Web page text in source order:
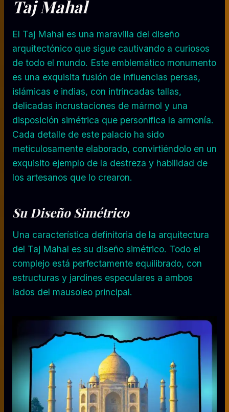
Taj Mahal
El Taj Mahal es una maravilla del diseño
arquitectónico que sigue cautivando a curiosos
de todo el mundo. Este emblemático monumento
es una exquisita fusión de influencias persas,
islámicas e indias, con intrincadas tallas,
delicadas incrustaciones de mármol y una
disposición simétrica que personifica la armonía.
Cada detalle de este palacio ha sido
meticulosamente elaborado, convirtiéndolo en un
exquisito ejemplo de la destreza y habilidad de
los artesanos que lo crearon.
Su Diseño Simétrico
Una característica definitoria de la arquitectura
del Taj Mahal es su diseño simétrico. Todo el
complejo está perfectamente equilibrado, con
estructuras y jardines especulares a ambos
lados del mausoleo principal.